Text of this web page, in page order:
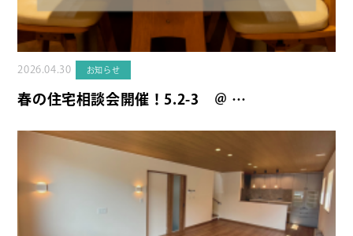
2026.04.30 お知らせ
春の住宅相談会開催！5.2-3 ＠ …